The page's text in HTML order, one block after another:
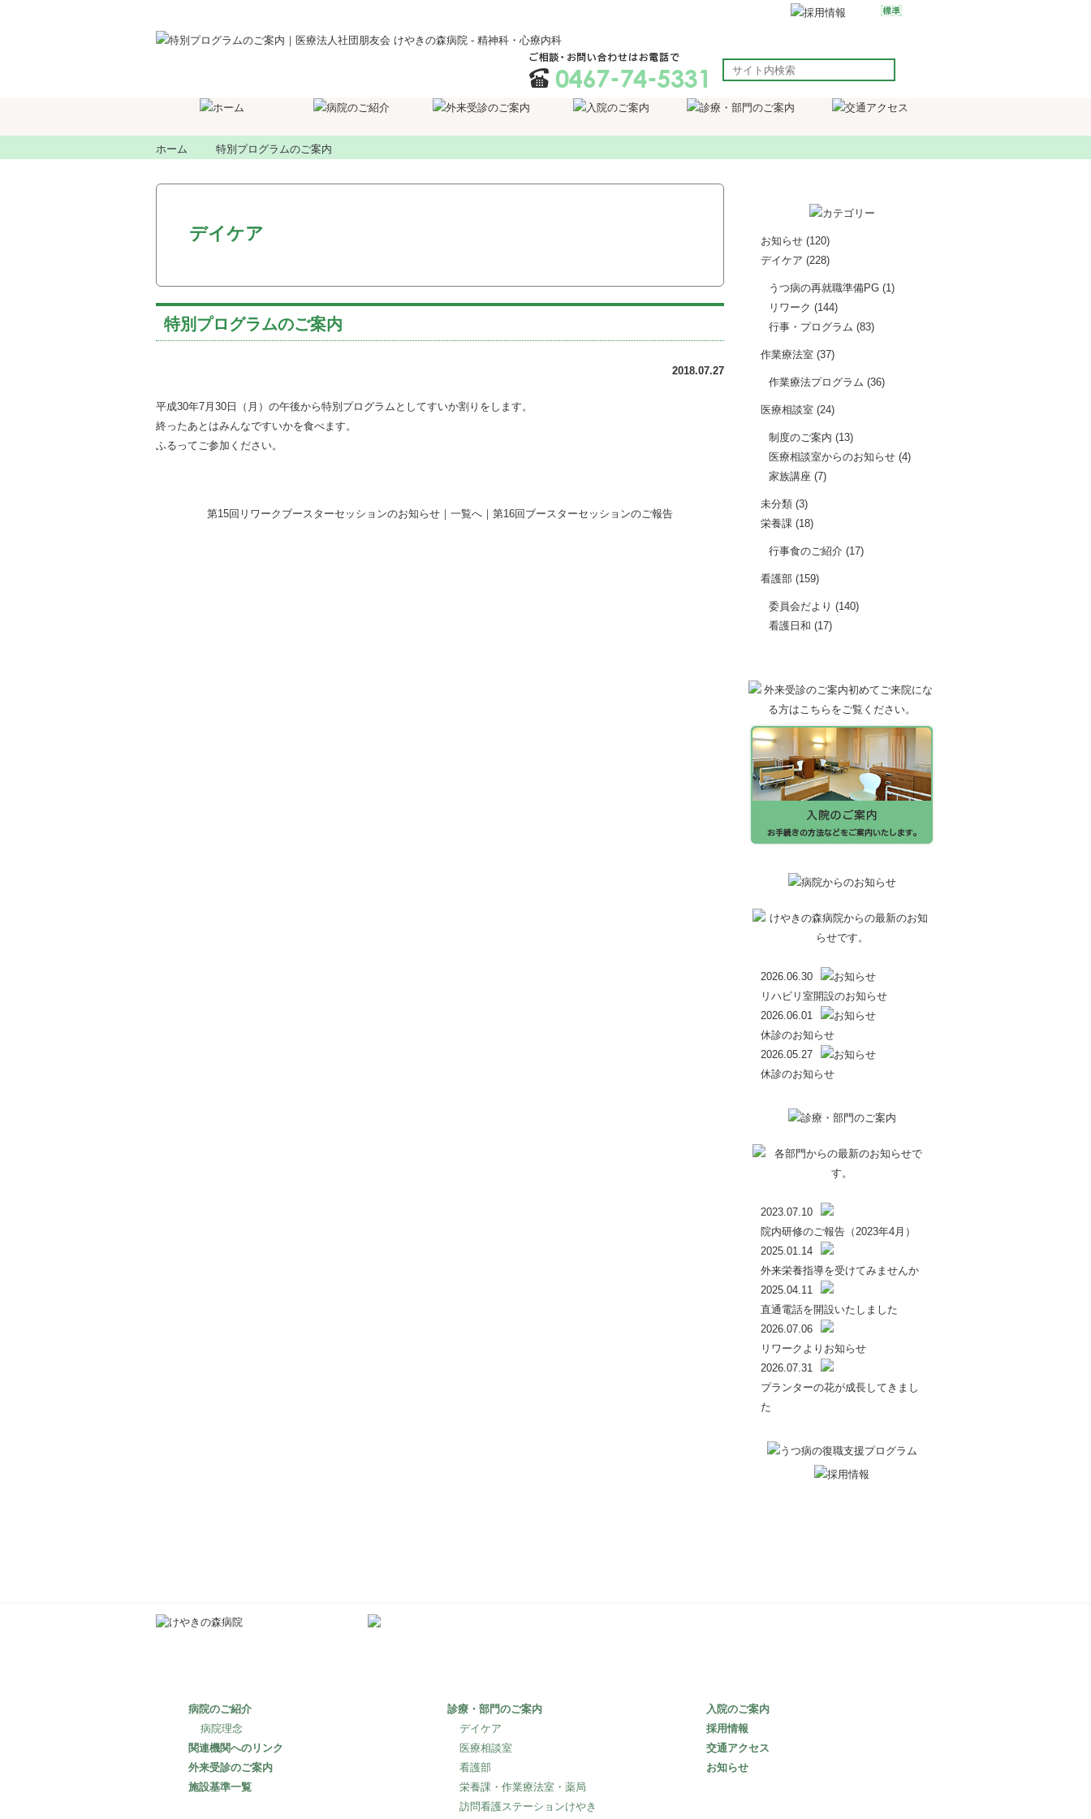
ホーム 特別プログラムのご案内
デイケア
特別プログラムのご案内
2018.07.27
平成30年7月30日（月）の午後から特別プログラムとしてすいか割りをします。
終ったあとはみんなですいかを食べます。
ふるってご参加ください。
第15回リワークブースターセッションのお知らせ ｜ 一覧へ ｜ 第16回ブースターセッションのご報告
お知らせ (120)
デイケア (228)
うつ病の再就職準備PG (1)
リワーク (144)
行事・プログラム (83)
作業療法室 (37)
作業療法プログラム (36)
医療相談室 (24)
制度のご案内 (13)
医療相談室からのお知らせ (4)
家族講座 (7)
未分類 (3)
栄養課 (18)
行事食のご紹介 (17)
看護部 (159)
委員会だより (140)
看護日和 (17)
2026.06.30
リハビリ室開設のお知らせ
2026.06.01
休診のお知らせ
2026.05.27
休診のお知らせ
2023.07.10
院内研修のご報告（2023年4月）
2025.01.14
外来栄養指導を受けてみませんか
2025.04.11
直通電話を開設いたしました
2026.07.06
リワークよりお知らせ
2026.07.31
プランターの花が成長してきまし
た
病院のご紹介
病院理念
関連機関へのリンク
外来受診のご案内
施設基準一覧
診療・部門のご案内
デイケア
医療相談室
看護部
栄養課・作業療法室・薬局
訪問看護ステーションけやき
入院のご案内
採用情報
交通アクセス
お知らせ